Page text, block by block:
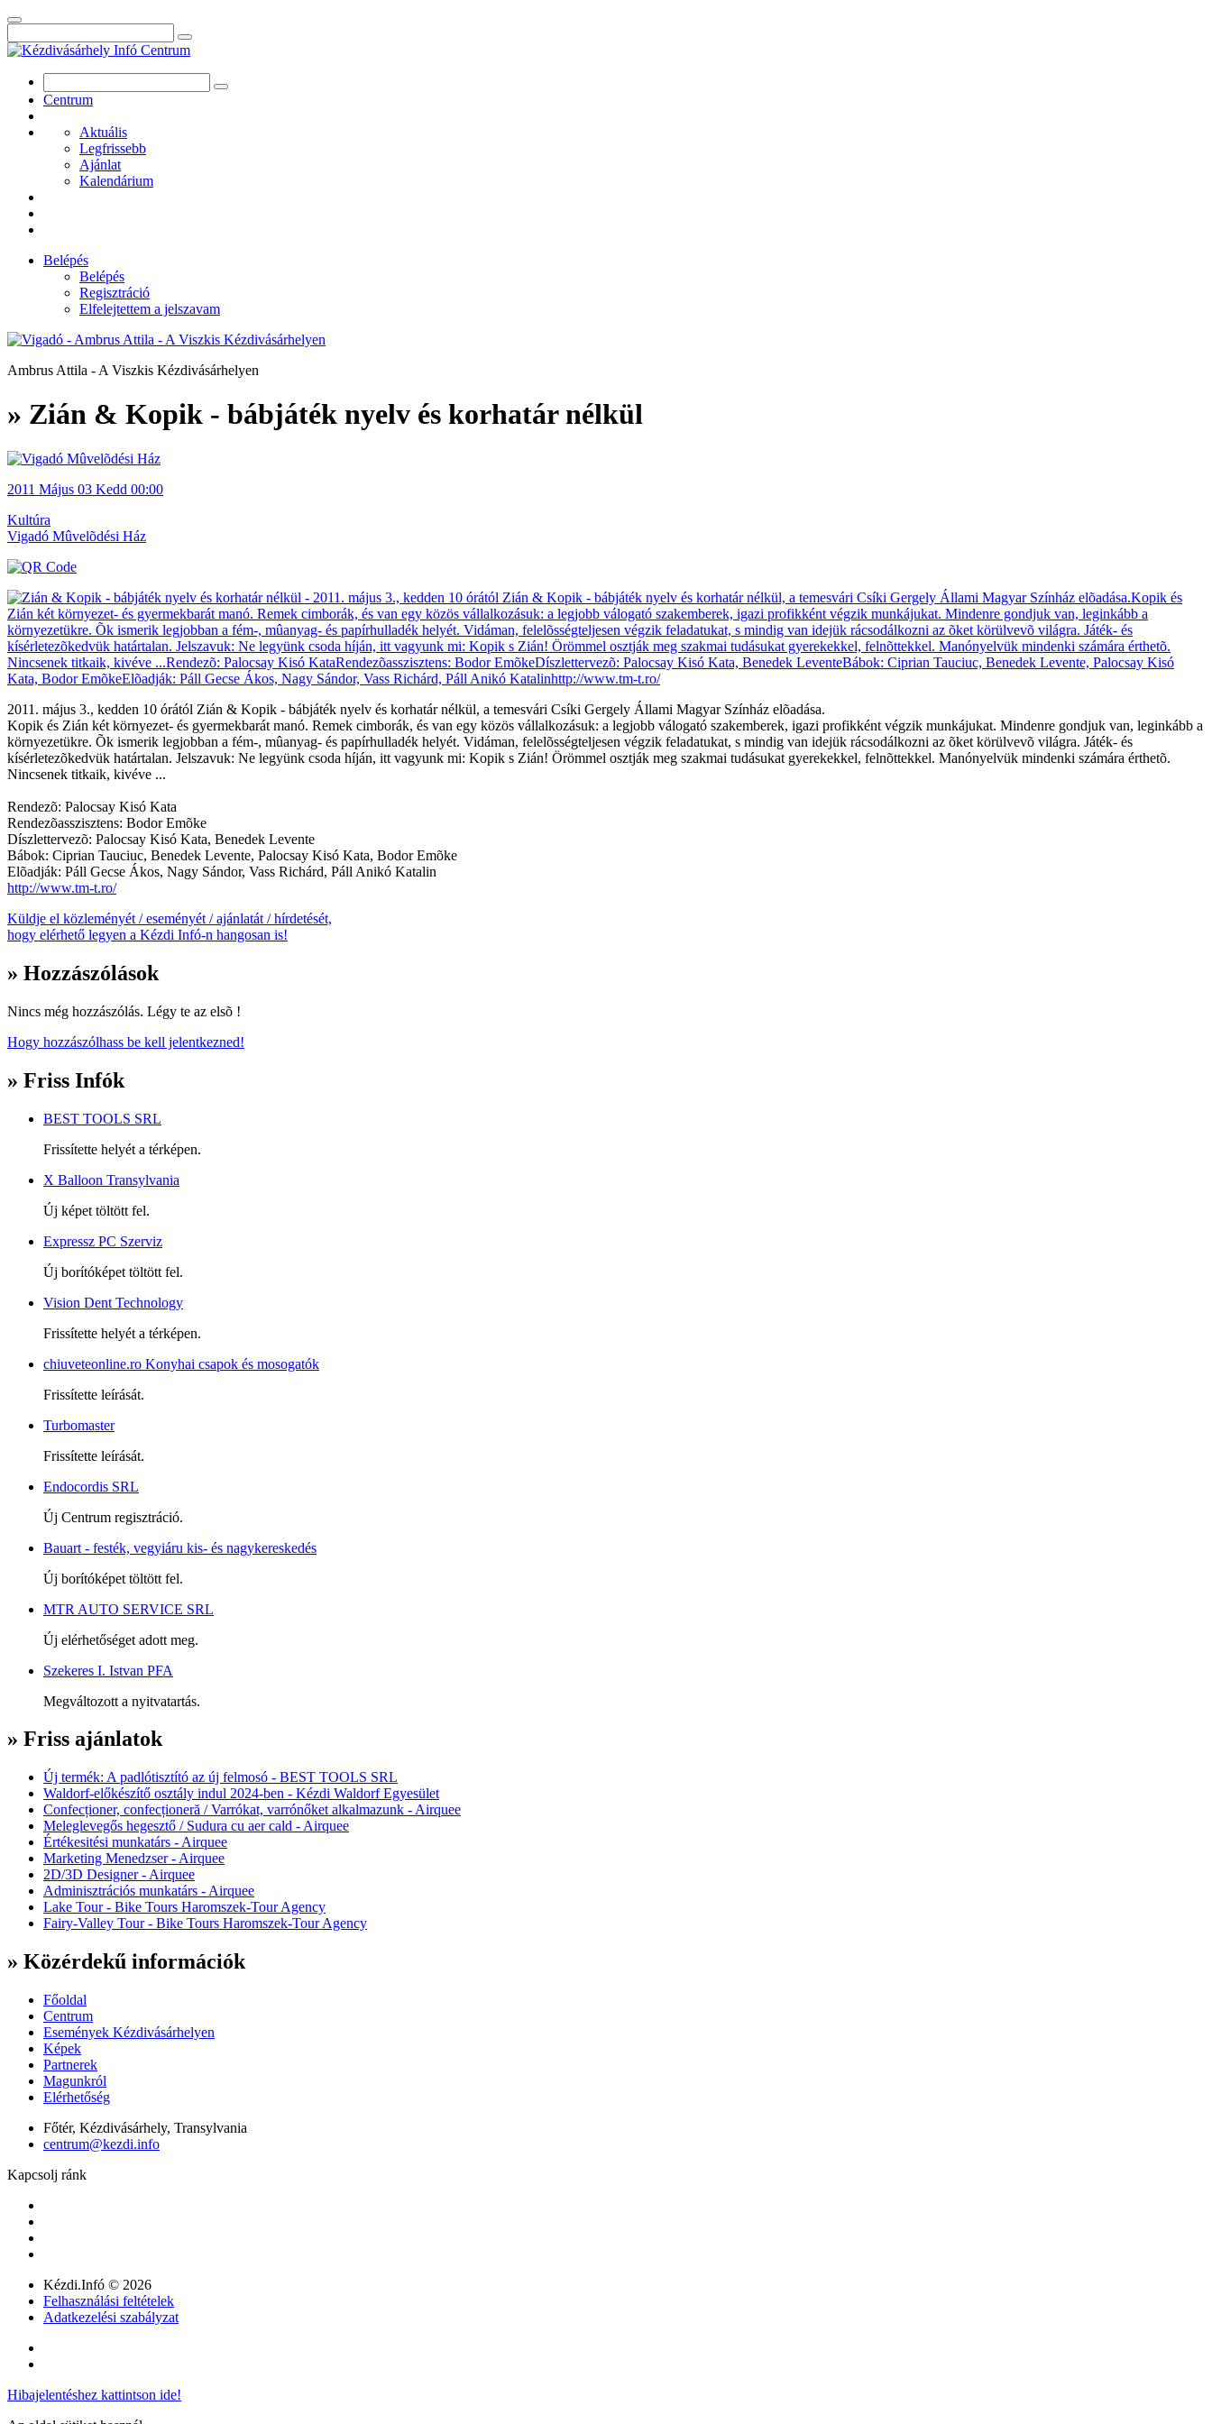
Centrum
Aktuális
Legfrissebb
Ajánlat
Kalendárium
Belépés
Belépés
Regisztráció
Elfelejtettem a jelszavam
Ambrus Attila - A Viszkis Kézdivásárhelyen
» Zián & Kopik - bábjáték nyelv és korhatár nélkül
2011 Május 03 Kedd 00:00
Kultúra
Vigadó Mûvelõdési Ház
2011. május 3., kedden 10 órától Zián & Kopik - bábjáték nyelv és korhatár nélkül, a temesvári Csíki Gergely Állami Magyar Színház elõadása.
Kopik és Zián két környezet- és gyermekbarát manó. Remek cimborák, és van egy közös vállalkozásuk: a legjobb válogató szakemberek, igazi profikként végzik munkájukat. Mindenre gondjuk van, leginkább a
környezetükre. Õk ismerik legjobban a fém-, mûanyag- és papírhulladék helyét. Vidáman, felelõsségteljesen végzik feladatukat, s mindig van idejük rácsodálkozni az õket körülvevõ világra. Játék- és
kísérletezõkedvük határtalan. Jelszavuk: Ne legyünk csoda híján, itt vagyunk mi: Kopik s Zián! Örömmel osztják meg szakmai tudásukat gyerekekkel, felnõttekkel. Manónyelvük mindenki számára érthetõ.
Nincsenek titkaik, kivéve ...
Rendezõ: Palocsay Kisó Kata
Rendezõasszisztens: Bodor Emõke
Díszlettervezõ: Palocsay Kisó Kata, Benedek Levente
Bábok: Ciprian Tauciuc, Benedek Levente, Palocsay Kisó Kata, Bodor Emõke
Elõadják: Páll Gecse Ákos, Nagy Sándor, Vass Richárd, Páll Anikó Katalin
http://www.tm-t.ro/
Küldje el közleményét / eseményét / ajánlatát / hírdetését,
hogy elérhető legyen a Kézdi Infó-n hangosan is!
» Hozzászólások
Nincs még hozzászólás. Légy te az elsõ !
Hogy hozzászólhass be kell jelentkezned!
» Friss Infók
BEST TOOLS SRL
Frissítette helyét a térképen.
X Balloon Transylvania
Új képet töltött fel.
Expressz PC Szerviz
Új borítóképet töltött fel.
Vision Dent Technology
Frissítette helyét a térképen.
chiuveteonline.ro Konyhai csapok és mosogatók
Frissítette leírását.
Turbomaster
Frissítette leírását.
Endocordis SRL
Új Centrum regisztráció.
Bauart - festék, vegyiáru kis- és nagykereskedés
Új borítóképet töltött fel.
MTR AUTO SERVICE SRL
Új elérhetőséget adott meg.
Szekeres I. Istvan PFA
Megváltozott a nyitvatartás.
» Friss ajánlatok
Új termék: A padlótisztító az új felmosó - BEST TOOLS SRL
Waldorf-előkészítő osztály indul 2024-ben - Kézdi Waldorf Egyesület
Confecționer, confecționeră / Varrókat, varrónőket alkalmazunk - Airquee
Meleglevegős hegesztő / Sudura cu aer cald - Airquee
Értékesitési munkatárs - Airquee
Marketing Menedzser - Airquee
2D/3D Designer - Airquee
Adminisztrációs munkatárs - Airquee
Lake Tour - Bike Tours Haromszek-Tour Agency
Fairy-Valley Tour - Bike Tours Haromszek-Tour Agency
» Közérdekű információk
Főoldal
Centrum
Események Kézdivásárhelyen
Képek
Partnerek
Magunkról
Elérhetőség
Főtér, Kézdivásárhely, Transylvania
centrum@kezdi.info
Kapcsolj ránk
Kézdi.Infó © 2026
Felhasználási feltételek
Adatkezelési szabályzat
Hibajelentéshez kattintson ide!